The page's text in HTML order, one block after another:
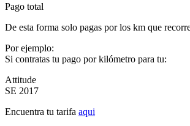
Pago total
De esta forma solo pagas por los km que
Por ejemplo:
Si contratas tu pago por kilómetro para tu:
Attitude
SE 2017
Encuentra tu tarifa aqui